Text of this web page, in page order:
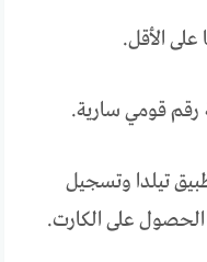
رقم قومي سارية.
تيلدا وتسجيل
على الكارت.